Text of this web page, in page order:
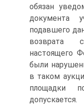
обязан
документа
подавшего
возврата
настоящего
были
в таком
площадки
допускается.